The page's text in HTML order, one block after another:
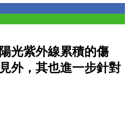
光紫外線累積的傷
外，其也進一步針對